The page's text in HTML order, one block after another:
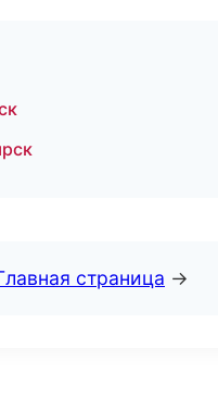
страница →